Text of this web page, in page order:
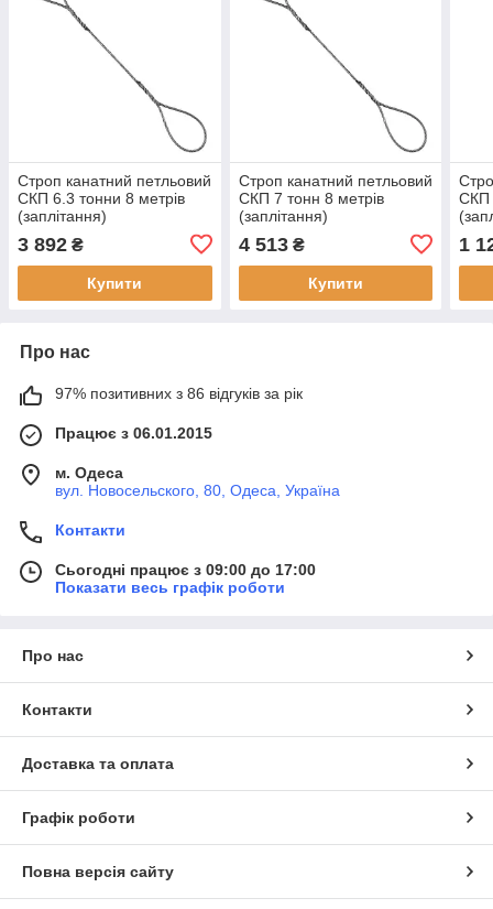
Строп канатний петльовий
СКП 6.3 тонни 8 метрів
(заплітання)
3 892 ₴
Купити
Строп канатний петльовий
СКП 7 тонн 8 метрів
(заплітання)
4 513₴
Купити
СКП
1
Про нас
97% позитивних з 86 відгуків за рік
Працює з 06.01.2015
м. Одеса
вул. Новосельского, 80, Одеса, Україна
Контакти
Сьогодні працює з 09:00 до 17:00
Показати весь графік роботи
Про нас
Контакти
Доставка та оплата
Графік роботи
Повна версія сайту